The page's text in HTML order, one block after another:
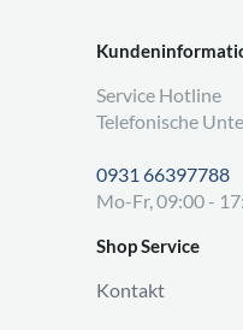
Service Hotline
Telefonische
0931 66397788
Mo-Fr, 09:00 -
Shop Service
Kontakt